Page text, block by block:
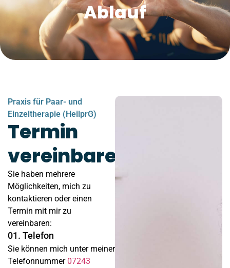
Ablauf
Praxis für Paar- und
Einzeltherapie (HeilprG)
Termin
vereinbaren
Sie haben mehrere
Möglichkeiten, mich zu
kontaktieren oder einen
Termin mit mir zu
vereinbaren:
01. Telefon
Sie können mich unter meiner
Telefonnummer 07243